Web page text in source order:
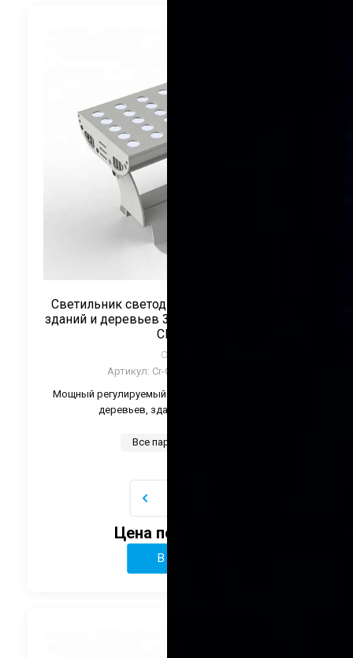
Светильник светодиодный для подсветки
зданий и деревьев 30Вт 220V Монохром ТМ
CRANE
CRANE
Артикул: Cr-CTH-TWZ30-Color
Мощный регулируемый светильник для подсветки
деревьев, зданий и памятников.
Все параметры
Цена по запросу
В корзину